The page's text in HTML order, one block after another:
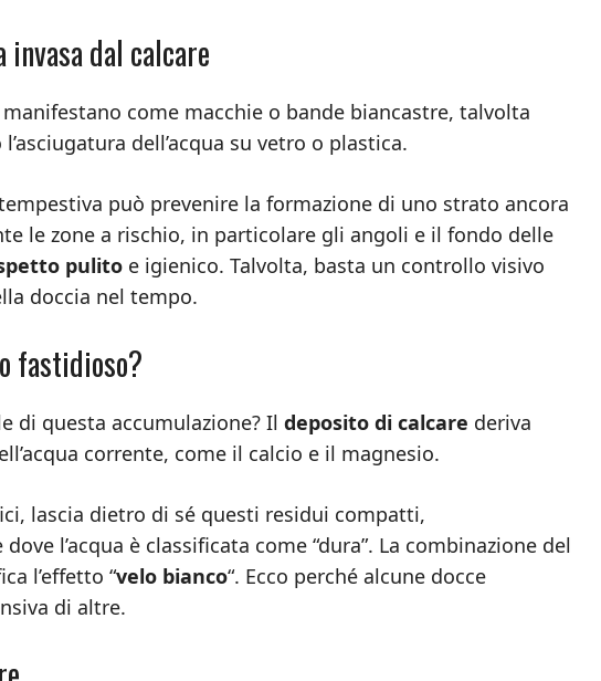
invasa dal calcare
come macchie o bande biancastre, talvolta
dell’acqua su vetro o plastica.
può prevenire la formazione di uno strato ancora
le zone a rischio, in particolare gli angoli e il fondo delle
pulito e igienico. Talvolta, basta un controllo visivo
doccia nel tempo.
fastidioso?
di questa accumulazione? Il deposito di calcare deriva
corrente, come il calcio e il magnesio.
lascia dietro di sé questi residui compatti,
l’acqua è classificata come “dura”. La combinazione del
l’effetto “velo bianco“. Ecco perché alcune docce
di altre.